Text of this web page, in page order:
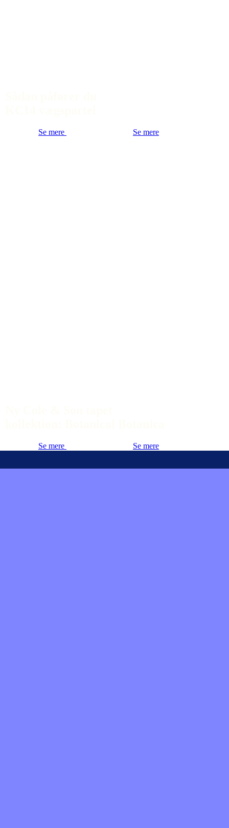
Se mere Se mere
Se mere Se mere